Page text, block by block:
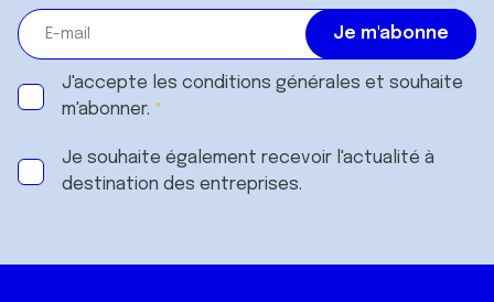
J'accepte les conditions générales et souhaite
m'abonner.
Je souhaite également recevoir l'actualité à
destination des entreprises.